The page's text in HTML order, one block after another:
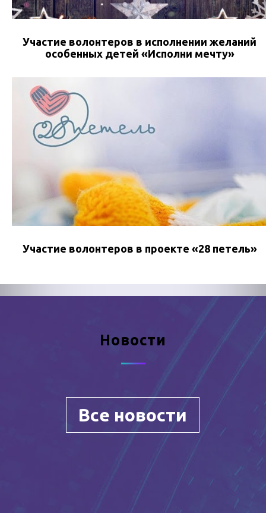
Участие волонтеров в исполнении желаний
особенных детей «Исполни мечту»
Участие волонтеров в проекте «28 петель»
Новости
Все новости